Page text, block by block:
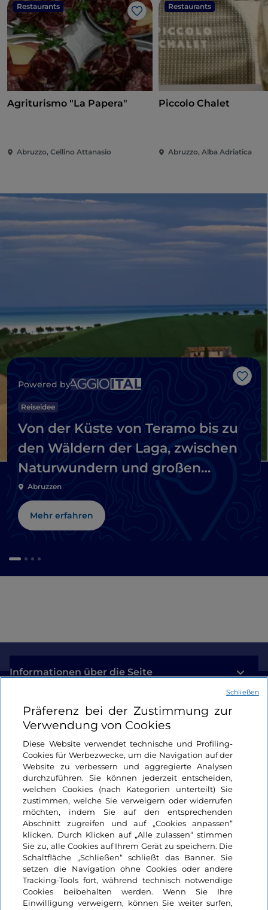
Restaurants
Like
Agriturismo "La Papera"
Abruzzo, Cellino Attanasio
Restaurants
Piccolo Chalet
Abruzzo, Alba Adriatica
Like
Powered by
Reiseidee
Von der Küste von Teramo bis zu
den Wäldern der Laga, zwischen
Naturwundern und großen
Abteien
Abruzzen
Mehr erfahren
Informationen über die Seite
Nützliche Links
Login
Bleiben wir in Kontakt
Präferenz bei der Zustimmung zur
Verwendung von Cookies
Diese Website verwendet technische und Profiling-
Cookies für Werbezwecke, um die Navigation auf der
Website zu verbessern und aggregierte Analysen
durchzuführen. Sie können jederzeit entscheiden,
welchen Cookies (nach Kategorien unterteilt) Sie
zustimmen, welche Sie verweigern oder widerrufen
möchten, indem Sie auf den entsprechenden
Abschnitt zugreifen und auf „Cookies anpassen“
klicken. Durch Klicken auf „Alle zulassen“ stimmen
Sie zu, alle Cookies auf Ihrem Gerät zu speichern. Die
Schaltfläche „Schließen“ schließt das Banner. Sie
setzen die Navigation ohne Cookies oder andere
Tracking-Tools fort, während technisch notwendige
Cookies beibehalten werden. Wenn Sie Ihre
Einwilligung verweigern, können Sie weiter surfen,
Schließen